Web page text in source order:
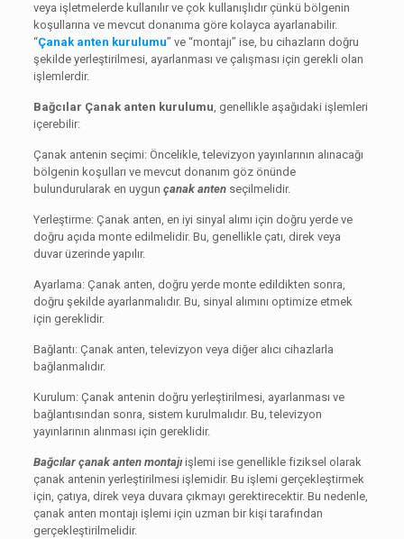
veya işletmelerde kullanılır ve çok kullanışlıdır çünkü bölgenin
koşullarına ve mevcut donanıma göre kolayca ayarlanabilir.
“Çanak anten kurulumu” ve “montajı” ise, bu cihazların doğru
şekilde yerleştirilmesi, ayarlanması ve çalışması için gerekli olan
işlemlerdir.
Bağcılar Çanak anten kurulumu, genellikle aşağıdaki işlemleri
içerebilir:
Çanak antenin seçimi: Öncelikle, televizyon yayınlarının alınacağı
bölgenin koşulları ve mevcut donanım göz önünde
bulundurularak en uygun çanak antenseçilmelidir.
Yerleştirme: Çanak anten, en iyi sinyal alımı için doğru yerde ve
doğru açıda monte edilmelidir. Bu, genellikle çatı, direk veya
duvar üzerinde yapılır.
Ayarlama: Çanak anten, doğru yerde monte edildikten sonra,
doğru şekilde ayarlanmalıdır. Bu, sinyal alımını optimize etmek
için gereklidir.
Bağlantı: Çanak anten, televizyon veya diğer alıcı cihazlarla
bağlanmalıdır.
Kurulum: Çanak antenin doğru yerleştirilmesi, ayarlanması ve
bağlantısından sonra, sistem kurulmalıdır. Bu, televizyon
yayınlarının alınması için gereklidir.
Bağcılar çanak anten montajıişlemi ise genellikle fiziksel olarak
çanak antenin yerleştirilmesi işlemidir. Bu işlemi gerçekleştirmek
için, çatıya, direk veya duvara çıkmayı gerektirecektir. Bu nedenle,
çanak anten montajı işlemi için uzman bir kişi tarafından
gerçekleştirilmelidir.